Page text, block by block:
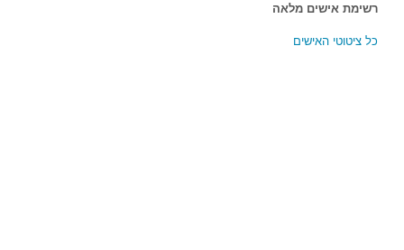
רשימת אישים מלאה
כל ציטוטי האישים